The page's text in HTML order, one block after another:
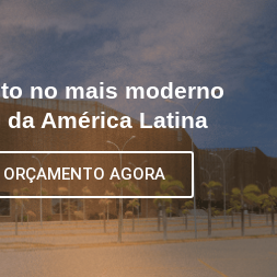
no mais moderno
América Latina
AGORA